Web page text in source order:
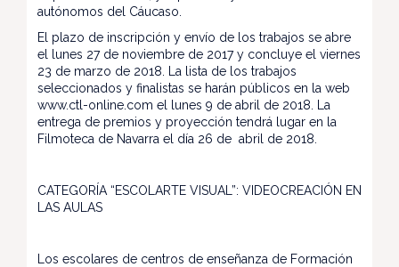
autónomos del Cáucaso.
El plazo de inscripción y envío de los trabajos se abre
el lunes 27 de noviembre de 2017 y concluye el viernes
23 de marzo de 2018. La lista de los trabajos
seleccionados y finalistas se harán públicos en la web
www.ctl-online.com el lunes 9 de abril de 2018. La
entrega de premios y proyección tendrá lugar en la
Filmoteca de Navarra el día 26 de abril de 2018.
CATEGORÍA “ESCOLARTE VISUAL”: VIDEOCREACIÓN EN
LAS AULAS
Los escolares de centros de enseñanza de Formación